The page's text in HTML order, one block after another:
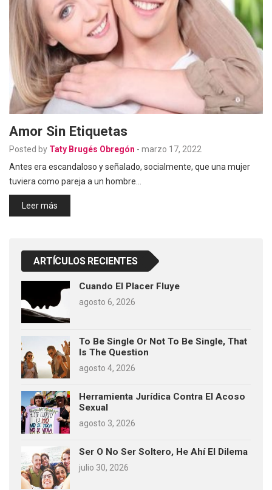
Amor Sin Etiquetas
Posted by Taty Brugés Obregón - marzo 17, 2022
Antes era escandaloso y señalado, socialmente, que una mujer
tuviera como pareja a un hombre…
Leer más
ARTÍCULOS RECIENTES
Cuando El Placer Fluye
agosto 6, 2026
To Be Single Or Not To Be Single, That
Is The Question
agosto 4, 2026
Herramienta Jurídica Contra El Acoso
Sexual
agosto 3, 2026
Ser O No Ser Soltero, He Ahí El Dilema
julio 30, 2026